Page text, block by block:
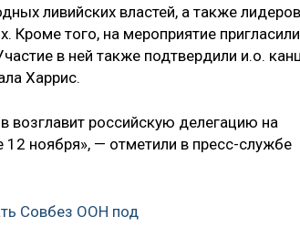
ливийских властей, а также
Кроме того, на мероприятие
в ней также подтвердили и.о.
Харрис.
возглавит российскую делегацию на
ноября», — отметили в пресс-службе
Совбез ООН под